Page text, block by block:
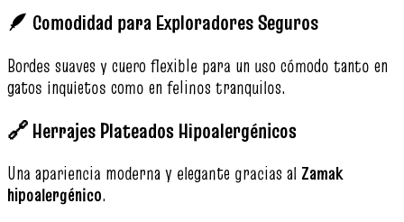
🪶 Comodidad para Exploradores Seguros
Bordes suaves y cuero flexible para un uso cómodo tanto en
gatos inquietos como en felinos tranquilos.
🔗 Herrajes Plateados Hipoalergénicos
Una apariencia moderna y elegante gracias al Zamak
hipoalergénico.